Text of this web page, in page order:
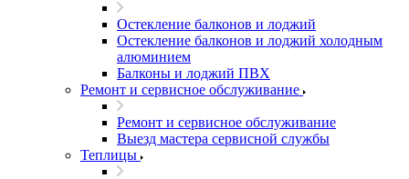
Остекление балконов и лоджий
Остекление балконов и лоджий холодным
алюминием
Балконы и лоджий ПВХ
Ремонт и сервисное обслуживание
Ремонт и сервисное обслуживание
Выезд мастера сервисной службы
Теплицы